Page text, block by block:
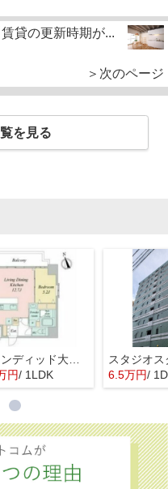
賃貸の更新時期が...
＞次のページ
を見る
スプランディッド大須門前町
円/ 1LDK
スタジオ
6.5万円/